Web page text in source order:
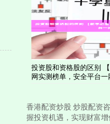
投资股和资格股的区别
网实测榜单，安全平台一
香港配资炒股 炒股配资
握投资机遇，实现财富增